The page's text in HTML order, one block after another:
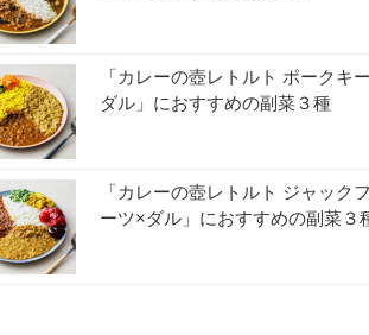
「カレーの壺レトルト ポークキ
ダル」におすすめの副菜３種
「カレーの壺レトルト ジャック
ーツ×ダル」におすすめの副菜３